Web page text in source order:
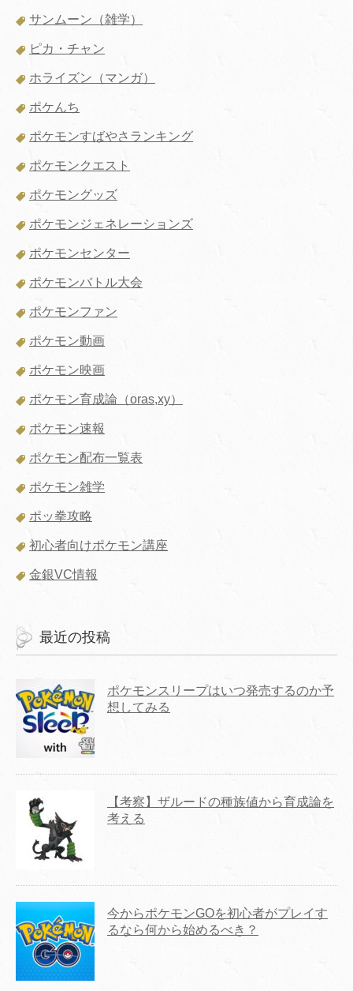
サンムーン（雑学）
ピカ・チャン
ホライズン（マンガ）
ポケんち
ポケモンすばやさランキング
ポケモンクエスト
ポケモングッズ
ポケモンジェネレーションズ
ポケモンセンター
ポケモンバトル大会
ポケモンファン
ポケモン動画
ポケモン映画
ポケモン育成論（oras,xy）
ポケモン速報
ポケモン配布一覧表
ポケモン雑学
ポッ拳攻略
初心者向けポケモン講座
金銀VC情報
最近の投稿
ポケモンスリープはいつ発売するのか予
想してみる
【考察】ザルードの種族値から育成論を
考える
今からポケモンGOを初心者がプレイす
るなら何から始めるべき？